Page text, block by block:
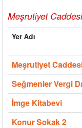
Meşrutiyet Caddesi
Yer Adı
Meşrutiyet
Seğmenler Vergi
İmge Kitabevi
Konur Sokak 2